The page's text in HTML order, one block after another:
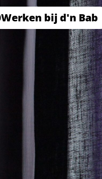
Werken bij d'n Bab